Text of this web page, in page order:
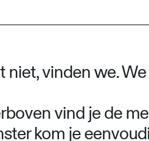
niet, vinden we.
vind je de
kom je